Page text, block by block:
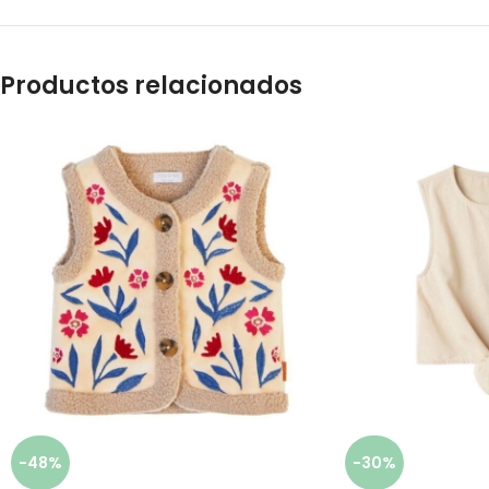
Productos relacionados
-48% -30%